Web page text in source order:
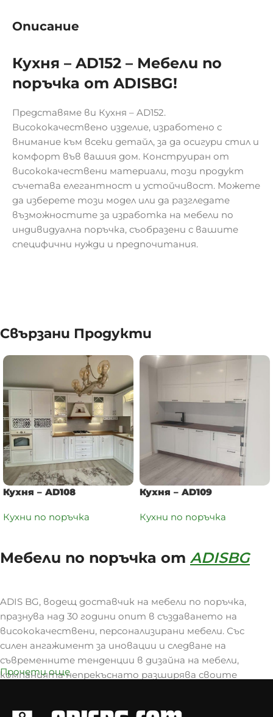
Описание
Кухня – AD152 – Мебели по
поръчка от ADISBG!
Представяме ви Кухня – AD152.
Висококачествено изделие, изработено с
внимание към всеки детайл, за да осигури стил и
комфорт във вашия дом. Конструиран от
висококачествени материали, този продукт
съчетава елегантност и устойчивост. Можете
да изберете този модел или да разгледате
възможностите за изработка на мебели по
индивидуална поръчка, съобразени с вашите
специфични нужди и предпочитания.
Свързани Продукти
Кухня – AD108
Кухни по поръчка
Кухня – AD109
Кухни по поръчка
Мебели по поръчка от ADISBG
ADIS BG, водещ доставчик на мебели по поръчка,
празнува над 30 години опит в създаването на
висококачествени, персонализирани мебели. Със
силен ангажимент за иновации и следване на
съвременните тенденции в дизайна на мебели,
компанията непрекъснато разширява своите
Прочети още